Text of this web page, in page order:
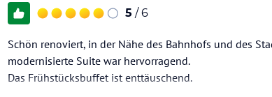
5 / 6
Schön renoviert, in der Nähe des Bahnhofs und des
modernisierte Suite war hervorragend.
Das Frühstücksbuffet ist enttäuschend.